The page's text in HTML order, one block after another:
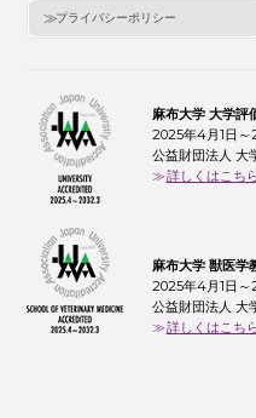
プライバシーポリシー
麻布大学 大学評
2025年4月1日～
公益財団法人 大
詳しくはこち
麻布大学 獣医学
2025年4月1日～
公益財団法人 大
詳しくはこち